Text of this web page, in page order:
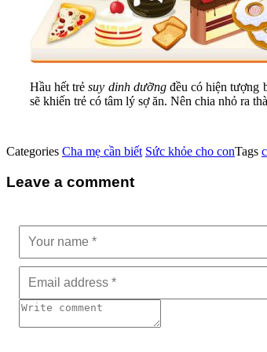
Hầu hết trẻsuy dinh dưỡngđều có hiện tượng
sẽ khiến trẻ có tâm lý sợ ăn. Nên chia nhỏ ra
Categories Cha mẹ cần biết Sức khỏe cho conTags
Leave a comment